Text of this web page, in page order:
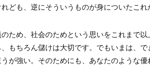
ども、逆にそういうものが身についたこれ
ため、社会のためという思いをこれまで
もちろん儲けは大切です。でもいまは、
が強い。そのためにも、あなたのような